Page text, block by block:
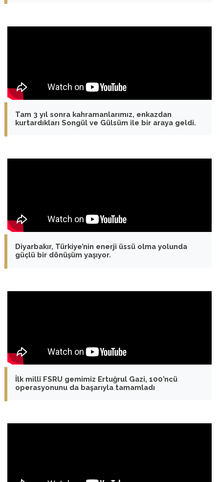
Tam 3 yıl sonra kahramanlarımız, enkazdan
kurtardıkları Songül ve Gülsüm ile bir araya geldi.
Diyarbakır, Türkiye’nin enerji üssü olma yolunda
güçlü bir dönüşüm yaşıyor.
İlk millî FSRU gemimiz Ertuğrul Gazi, 100’ncü
operasyonunu da başarıyla tamamladı